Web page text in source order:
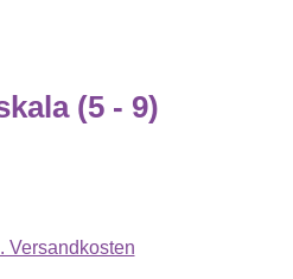
(5 - 9)
Versandkosten